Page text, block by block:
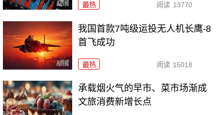
最热 阅读 13770
我国首款7吨级运投无人机长鹰-8
首飞成功
最热 阅读 15018
承载烟火气的早市、菜市场渐成
文旅消费新增长点